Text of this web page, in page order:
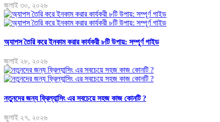
জুলাই ৩০, ২০২৬
অ্যাপস তৈরি করে ইনকাম করার কার্যকরী ৮টি উপায়: সম্পূর্ণ গাইড
জুলাই ২৮, ২০২৬
নতুনদের জন্য ফ্রিল্যান্সিং এর সবচেয়ে সহজ কাজ কোনটি ?
জুলাই ২৭, ২০২৬